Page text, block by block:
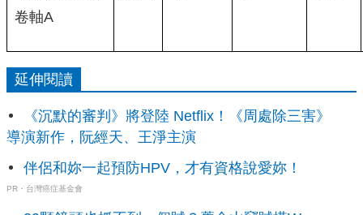
卷軸A
延伸閱讀
《沉默的審判》將登陸 Netflix！《周處除三害》
導演新作，阮經天、王淨主演
伴侶和妳一起預防HPV，才有資格說愛妳！
PR・台灣癌症基金會